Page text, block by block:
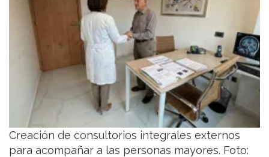
Creación de consultorios integrales externos
para acompañar a las personas mayores. Foto: